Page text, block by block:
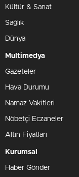
Kültür & Sanat
Sağlık
Dünya
Multimedya
Gazeteler
Hava Durumu
Namaz Vakitleri
Nöbetçi Eczaneler
Altın Fiyatları
Kurumsal
Haber Gönder